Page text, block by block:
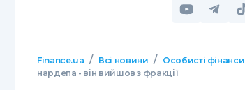
Finance.ua / Всі новини / Особисті фінанси
нардепа - він вийшов з фракції